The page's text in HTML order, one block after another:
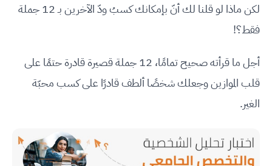
لكن ماذا لو قلنا لك أنّ بإمكانك كسبُ ودّ الآخرين بـ 12 جملة
فقط؟!
أجل ما قرأته صحيح تمامًا، 12 جملة قصيرة قادرة حتمًا على
قلب الموازين وجعلك شخصًا ألطف قادرًا على كسب محبّة
الغير.